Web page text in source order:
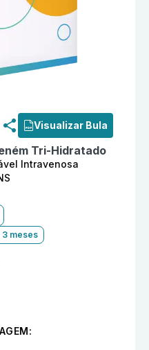
Visualizar Bula
Tri-Hidratado
Intravenosa
3 meses